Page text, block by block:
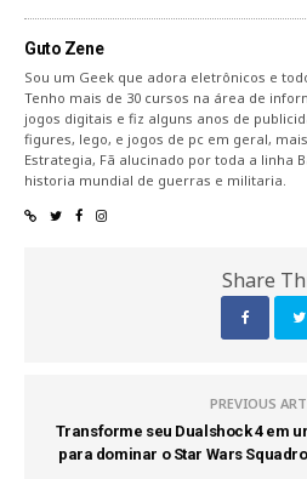
Guto Zene
Sou um Geek que adora eletrônicos e
Tenho mais de 30 cursos na área de
jogos digitais e fiz alguns anos de
figures, lego, e jogos de pc em geral,
Estrategia, Fã alucinado por toda a linha
historia mundial de guerras e militaria.
Share
PREVIOUS
Transforme seu Dualshock 4 em
para dominar o Star Wars